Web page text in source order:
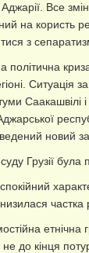
Все
на користь
з
політична
Ситуація
Саакашвілі
новий
Грузії була
частка
до кінця